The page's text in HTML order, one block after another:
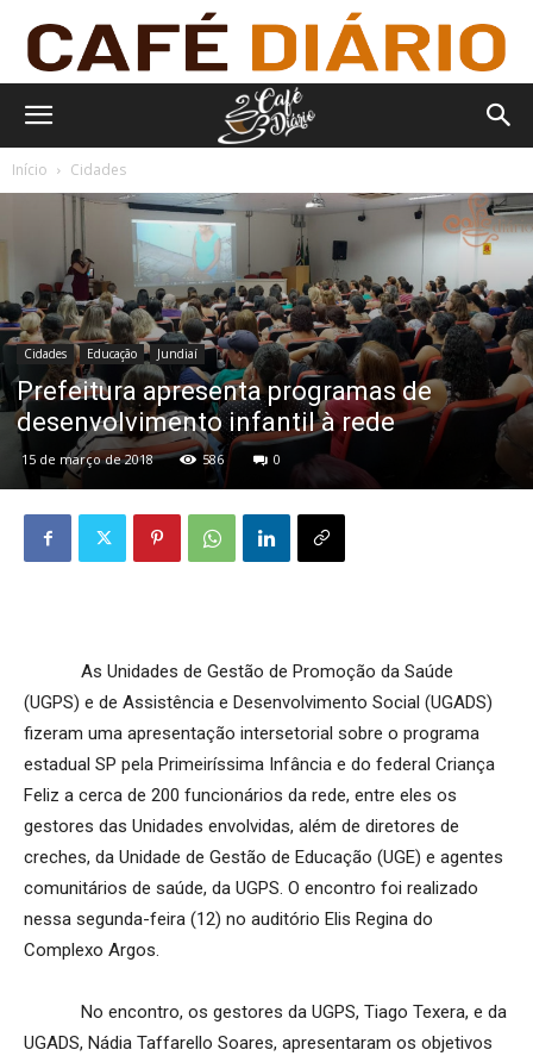
Início Cidades
Cidades Educação Jundiaí
Prefeitura apresenta programas de
desenvolvimento infantil à rede
15 de março de 2018 586 0
As Unidades de Gestão de Promoção da Saúde
(UGPS) e de Assistência e Desenvolvimento Social (UGADS)
fizeram uma apresentação intersetorial sobre o programa
estadual SP pela Primeiríssima Infância e do federal Criança
Feliz a cerca de 200 funcionários da rede, entre eles os
gestores das Unidades envolvidas, além de diretores de
creches, da Unidade de Gestão de Educação (UGE) e agentes
comunitários de saúde, da UGPS. O encontro foi realizado
nessa segunda-feira (12) no auditório Elis Regina do
Complexo Argos.
No encontro, os gestores da UGPS, Tiago Texera, e da
UGADS, Nádia Taffarello Soares, apresentaram os objetivos